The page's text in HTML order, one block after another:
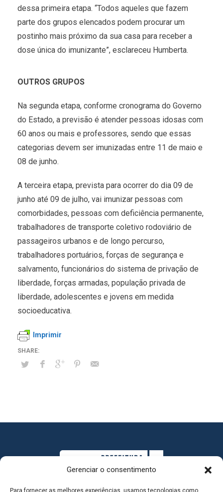
Gerenciar o consentimento
Para fornecer as melhores experiências, usamos tecnologias como
dessa primeira etapa. “Todos aqueles que fazem
parte dos grupos elencados podem procurar um
postinho mais próximo da sua casa para receber a
dose única do imunizante”, esclareceu Humberta.
OUTROS GRUPOS
Na segunda etapa, conforme cronograma do Governo
do Estado, a previsão é atender pessoas idosas com
60 anos ou mais e professores, sendo que essas
categorias devem ser imunizadas entre 11 de maio e
08 de junho.
A terceira etapa, prevista para ocorrer do dia 09 de
junho até 09 de julho, vai imunizar pessoas com
comorbidades, pessoas com deficiência permanente,
trabalhadores de transporte coletivo rodoviário de
passageiros urbanos e de longo percurso,
trabalhadores portuários, forças de segurança e
salvamento, funcionários do sistema de privação de
liberdade, forças armadas, população privada de
liberdade, adolescentes e jovens em medida
socioeducativa.
Imprimir